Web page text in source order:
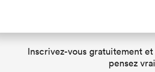
Inscrivez-vous gratuitement
pensez